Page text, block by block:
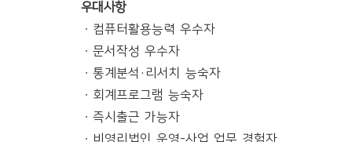
우대사항
ㆍ컴퓨터활용능력 우수자
ㆍ문서작성 우수자
ㆍ통계분석·리서치 능숙자
ㆍ회계프로그램 능숙자
ㆍ즉시출근 가능자
ㆍ비영리법인 운영-사업 업무 경험자